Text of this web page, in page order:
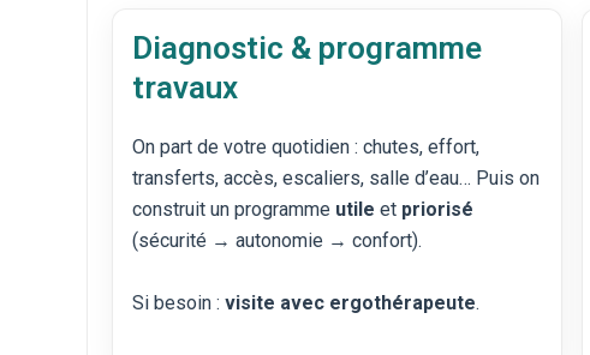
Diagnostic & programme
travaux
On part de votre quotidien : chutes, effort,
transferts, accès, escaliers, salle d’eau… Puis on
construit un programme utile et priorisé
(sécurité → autonomie → confort).
Si besoin : visite avec ergothérapeute.